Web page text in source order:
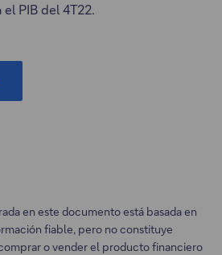
PIB del 4T22.
en este documento está basada en
fiable, pero no constituye
o vender el producto financiero